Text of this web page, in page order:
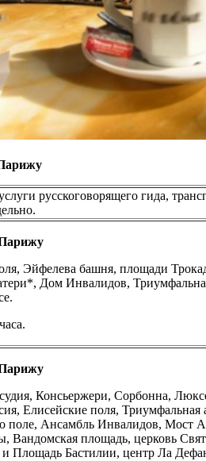
русскоговорящего гида,
Эйфелева башня, площади
Дом Инвалидов,
Консьержери, Сорбонна,
Елисейские поля, Триумфальная
поле, Ансамбль Инвалидов, Мост
Вандомская площадь, церковь
Площадь Бастилии, центр Ла